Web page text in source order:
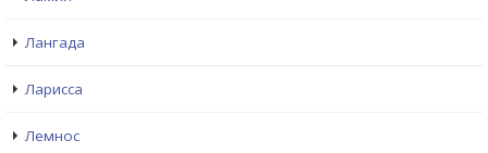
Лангада
Ларисса
Лемнос